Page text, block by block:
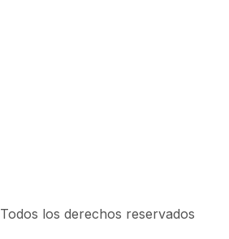
Todos los derechos reservados